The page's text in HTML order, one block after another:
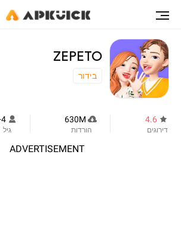
ZEPETO
בידור
4.6
דירוגים
630M
הורדות
4+
גיל
ADVERTISEMENT